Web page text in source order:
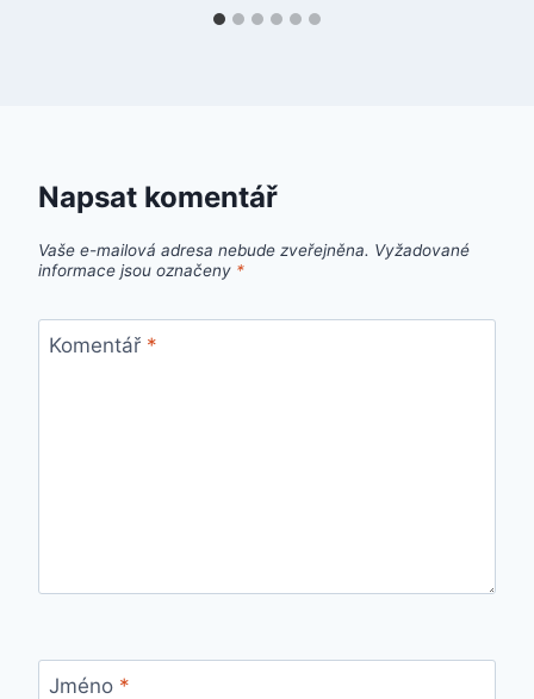
Napsat komentář
Vaše e-mailová adresa nebude zveřejněna. Vyžadované
informace jsou označeny *
Komentář *
Jméno *